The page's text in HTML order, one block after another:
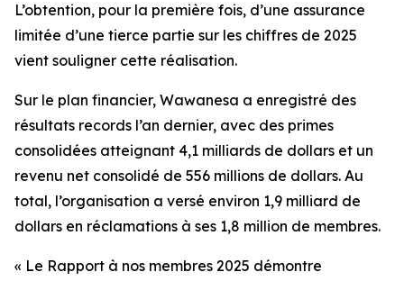
L’obtention, pour la première fois, d’une assurance
limitée d’une tierce partie sur les chiffres de 2025
vient souligner cette réalisation.
Sur le plan financier, Wawanesa a enregistré des
résultats records l’an dernier, avec des primes
consolidées atteignant 4,1 milliards de dollars et un
revenu net consolidé de 556 millions de dollars. Au
total, l’organisation a versé environ 1,9 milliard de
dollars en réclamations à ses 1,8 million de membres.
« Le Rapport à nos membres 2025 démontre